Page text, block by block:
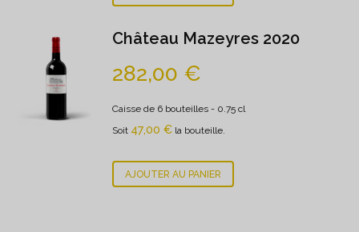
Château Mazeyres 2020
282,00 €
Caisse de 6 bouteilles - 0.75 cl
Soit 47,00 € la bouteille.
AJOUTER AU PANIER